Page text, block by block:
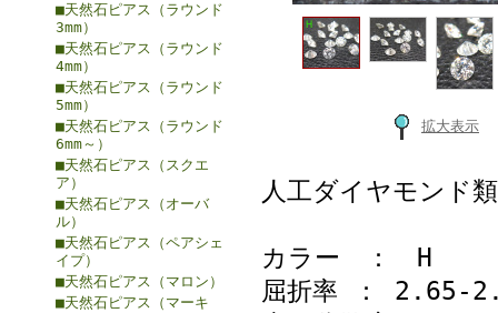
■天然石ピアス（ラウンド
3mm）
■天然石ピアス（ラウンド
4mm）
■天然石ピアス（ラウンド
5mm）
■天然石ピアス（ラウンド
6mm～）
■天然石ピアス（スクエ
ア）
■天然石ピアス（オーバ
ル）
■天然石ピアス（ペアシェ
イプ）
■天然石ピアス（マロン）
■天然石ピアス（マーキ
拡大表示
人工ダイヤモンド
カラー ： H
屈折率 ： 2.65-